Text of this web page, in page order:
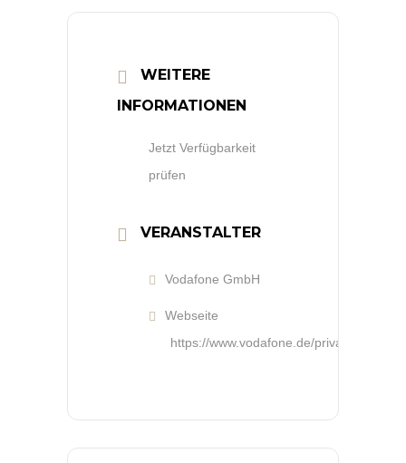
WEITERE
INFORMATIONEN
Jetzt Verfügbarkeit
prüfen
VERANSTALTER
Vodafone GmbH
Webseite
https://www.vodafone.de/privat/internet/